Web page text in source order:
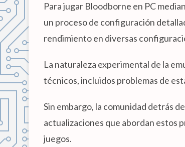
Para jugar Bloodborne en PC
un proceso de configuración
rendimiento en diversas
La naturaleza experimental de la
técnicos, incluidos problemas de
Sin embargo, la comunidad detrás
actualizaciones que abordan estos
juegos.